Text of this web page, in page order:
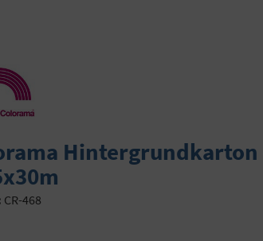
Hintergrundkarton
CR-468